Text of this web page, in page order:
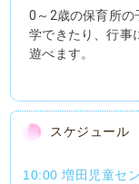
0～2歳の保育所の
学できたり、行事
遊べます。
スケジュール
10:00 増田児童セ